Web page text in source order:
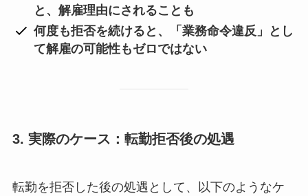
と、解雇理由にされることも
何度も拒否を続けると、「業務命令違反」とし
て解雇の可能性もゼロではない
3. 実際のケース：転勤拒否後の処遇
転勤を拒否した後の処遇として、以下のようなケ